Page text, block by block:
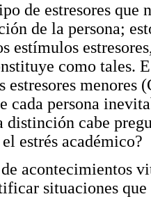
de estresores que
de la persona;
estímulos
como tales.
estresores menores
cada persona
distinción cabe
estrés académico?
acontecimientos
situaciones que